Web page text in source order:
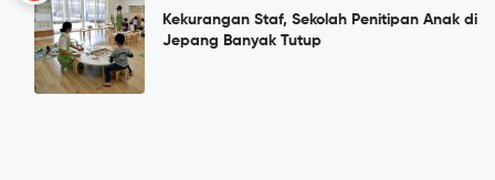
Kekurangan Staf, Sekolah Penitipan Anak di
Jepang Banyak Tutup